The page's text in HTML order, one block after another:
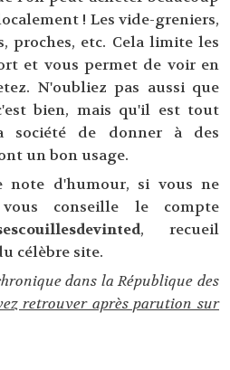
! Les vide-greniers,
proches, etc. Cela limite les
et vous permet de voir en
N'oubliez pas aussi que
bien, mais qu'il est tout
société de donner à des
un bon usage.
d'humour, si vous ne
conseille le compte
, recueil
célèbre site.
dans la République des
retrouver après parution sur